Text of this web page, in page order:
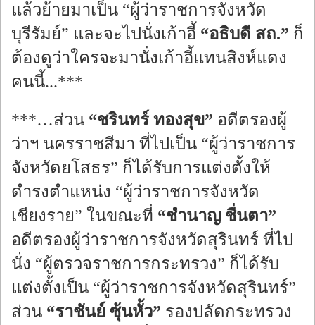
แล้วย้ายมาเป็น “ผู้ว่าราชการจังหวัด
บุรีรัมย์” และจะไปนั่งเก้าอี้ “อธิบดี สถ.” ก็
ต้องดูว่าใครจะมานั่งเก้าอี้แทนสิงห์แดง
คนนี้...***
***…ส่วน “ชรินทร์ ทองสุข” อดีตรองผู้
ว่าฯ นครราชสีมา ที่ไปเป็น “ผู้ว่าราชการ
จังหวัดยโสธร” ก็ได้รับการแต่งตั้งให้
ดำรงตำแหน่ง “ผู้ว่าราชการจังหวัด
เชียงราย” ในขณะที่ “ชำนาญ ชื่นตา”
อดีตรองผู้ว่าราชการจังหวัดสุรินทร์ ที่ไป
นั่ง “ผู้ตรวจราชการกระทรวง” ก็ได้รับ
แต่งตั้งเป็น “ผู้ว่าราชการจังหวัดสุรินทร์”
ส่วน “ราชันย์ ซุ้นหั้ว” รองปลัดกระทรวง